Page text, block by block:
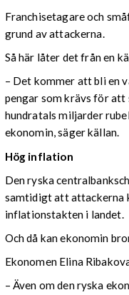
Franchisetagare och
grund av attackerna.
Så här låter det från en
– Det kommer att bli en
pengar som krävs för
hundratals miljarder
ekonomin, säger källan.
Hög inflation
Den ryska
samtidigt att attackerna
inflationstakten i landet.
Och då kan ekonomin
Ekonomen Elina
– Även om den ryska